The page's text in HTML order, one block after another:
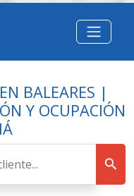
BALEARES |
Y OCUPACIÓN